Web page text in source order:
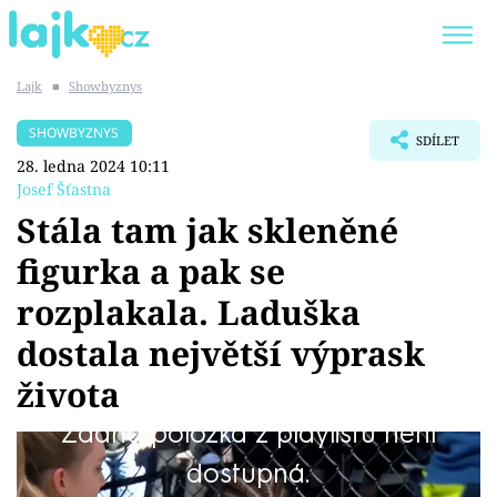
SHOPAHOLICADEL
Témata
Showbyznys
Youtubeři
Virály
Lajk ■ Showbyznys
SHOWBYZNYS
28. ledna 2024 10:11
Josef Šťastna
SDÍLET
Stála tam jak skleněné
figurka a pak se
rozplakala. Laduška
dostala největší výprask
života
Žádná položka z playlistu není
dostupná.
Laduška Kašparová slibovala, že se svou